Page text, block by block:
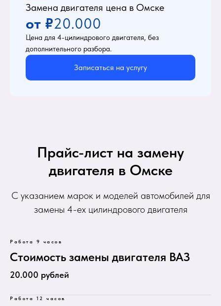
Замена двигателя цена в Омске
от ₽20.000
Цена для 4-цилиндрового двигателя, без
дополнительного разбора.
Записаться на услугу
Прайс-лист на замену
двигателя в Омске
С указанием марок и моделей автомобилей для
замены 4-ех цилиндрового двигателя
Работа 9 часов
Стоимость замены двигателя ВАЗ
20.000 рублей
Работа 12 часов